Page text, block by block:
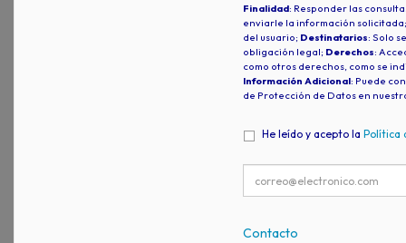
Finalidad: Responder las
enviarle la información
del usuario; Destinatarios: Solo
obligación legal; Derechos:
como otros derechos, como se
Información Adicional: Puede
de Protección de Datos en
He leído y acepto la Política
Contacto